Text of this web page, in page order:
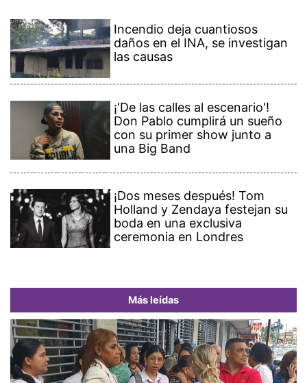
Incendio deja cuantiosos
daños en el INA, se investigan
las causas
¡'De las calles al escenario'!
Don Pablo cumplirá un sueño
con su primer show junto a
una Big Band
¡Dos meses después! Tom
Holland y Zendaya festejan su
boda en una exclusiva
ceremonia en Londres
Más leídas